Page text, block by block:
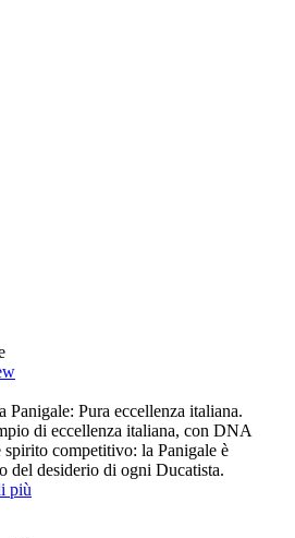
Panigale: Pura eccellenza italiana.
di eccellenza italiana, con DNA
spirito competitivo: la Panigale è
del desiderio di ogni Ducatista.
più